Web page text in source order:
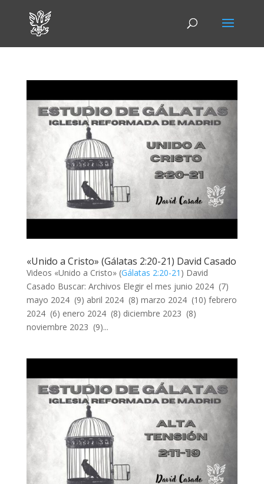
«Unido a Cristo» (Gálatas 2:20-21) David Casado
Videos «Unido a Cristo» (Gálatas 2:20-21 ) David
Casado Buscar: Archivos Elegir el mes junio 2024 (7)
mayo 2024 (9) abril 2024 (8) marzo 2024 (10) febrero
2024 (6) enero 2024 (8) diciembre 2023 (8)
noviembre 2023 (9)...